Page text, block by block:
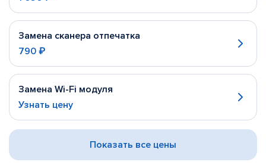
Замена сканера отпечатка
790 ₽
Замена Wi-Fi модуля
Узнать цену
Показать все цены